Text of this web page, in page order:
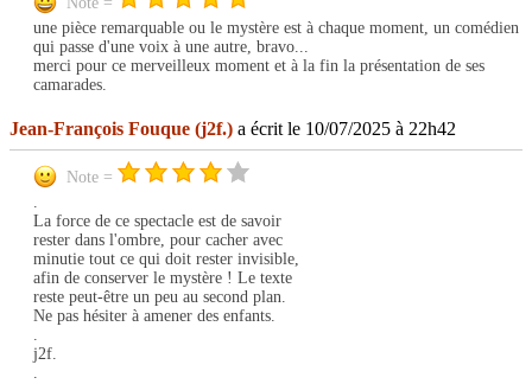
une pièce remarquable ou le mystère est à chaque moment, un comédien
qui passe d'une voix à une autre, bravo...
merci pour ce merveilleux moment et à la fin la présentation de ses
camarades.
Jean-François Fouque (j2f.) a écrit le 10/07/2025 à 22h42
Note =
.
La force de ce spectacle est de savoir
rester dans l'ombre, pour cacher avec
minutie tout ce qui doit rester invisible,
afin de conserver le mystère ! Le texte
reste peut-être un peu au second plan.
Ne pas hésiter à amener des enfants.
.
j2f.
.